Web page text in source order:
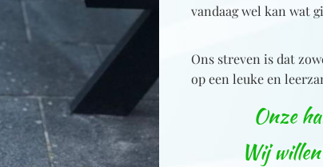
vandaag wel kan wat
Ons streven is dat
op een leuke en
Onze
Wij